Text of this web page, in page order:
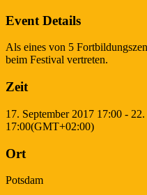
Event Details
Als eines von 5
beim Festival vertreten.
Zeit
17. September 2017 17:00 -
17:00(GMT+02:00)
Ort
Potsdam